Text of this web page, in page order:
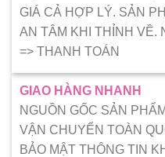
GIÁ CẢ HỢP LÝ. SẢN
AN TÂM KHI THỈNH VỀ.
=> THANH TOÁN
GIAO HÀNG NHANH
NGUỒN GỐC SẢN
VẬN CHUYỂN TOÀN
BẢO MẬT THÔNG TIN